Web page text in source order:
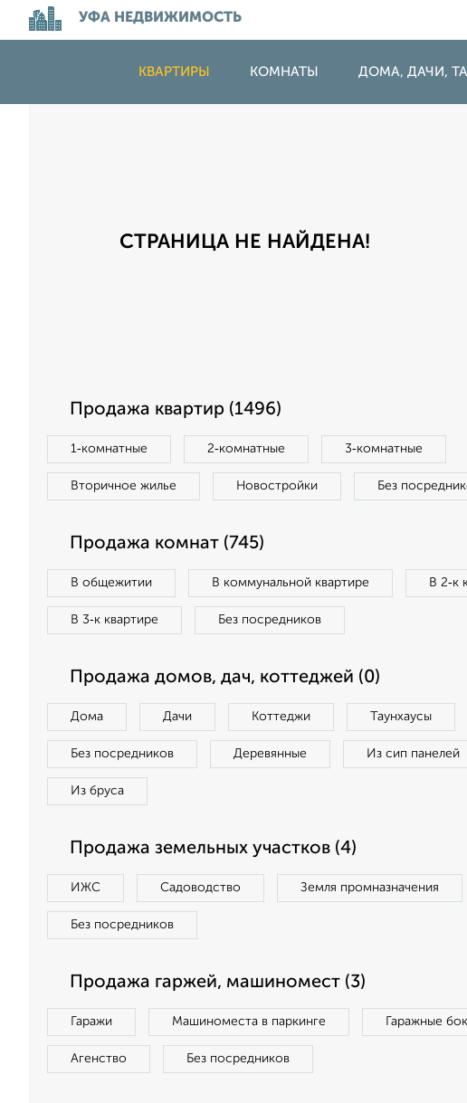
УФА НЕДВИЖИМОСТЬ
КВАРТИРЫ КОМНАТЫ ДОМА, ДАЧИ,
СТРАНИЦА НЕ НАЙДЕНА!
Продажа квартир (1496)
1‑комнатные 2‑комнатные 3‑комнатные
Вторичное жилье Новостройки Без
Продажа комнат (745)
В общежитии В коммунальной квартире В 2‑к
В 3‑к квартире Без посредников
Продажа домов, дач, коттеджей (0)
Дома Дачи Коттеджи Таунхаусы
Без посредников Деревянные Из сип панелей
Из бруса
Продажа земельных участков (4)
ИЖС Садоводство Земля промназначения
Без посредников
Продажа гаржей, машиномест (3)
Гаражи Машиноместа в паркинге Гаражные
Агенство Без посредников